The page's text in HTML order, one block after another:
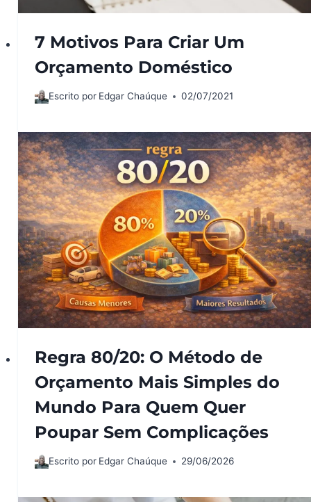
7 Motivos Para Criar Um
Orçamento Doméstico
Escrito por Edgar Chaúque 02/07/2021
Regra 80/20: O Método de
Orçamento Mais Simples do
Mundo Para Quem Quer
Poupar Sem Complicações
Escrito por Edgar Chaúque 29/06/2026